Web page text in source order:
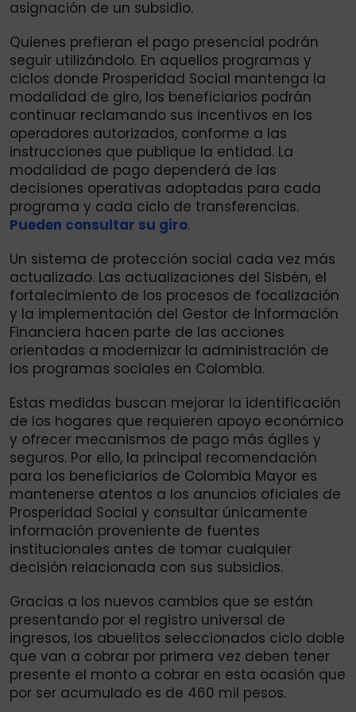
asignación de un subsidio.
Quienes prefieran el pago presencial podrán
seguir utilizándolo. En aquellos programas y
ciclos donde Prosperidad Social mantenga la
modalidad de giro, los beneficiarios podrán
continuar reclamando sus incentivos en los
operadores autorizados, conforme a las
instrucciones que publique la entidad. La
modalidad de pago dependerá de las
decisiones operativas adoptadas para cada
programa y cada ciclo de transferencias.
Pueden consultar su giro.
Un sistema de protección social cada vez más
actualizado. Las actualizaciones del Sisbén, el
fortalecimiento de los procesos de focalización
y la implementación del Gestor de Información
Financiera hacen parte de las acciones
orientadas a modernizar la administración de
los programas sociales en Colombia.
Estas medidas buscan mejorar la identificación
de los hogares que requieren apoyo económico
y ofrecer mecanismos de pago más ágiles y
seguros. Por ello, la principal recomendación
para los beneficiarios de Colombia Mayor es
mantenerse atentos a los anuncios oficiales de
Prosperidad Social y consultar únicamente
información proveniente de fuentes
institucionales antes de tomar cualquier
decisión relacionada con sus subsidios.
Gracias a los nuevos cambios que se están
presentando por el registro universal de
ingresos, los abuelitos seleccionados ciclo doble
que van a cobrar por primera vez deben tener
presente el monto a cobrar en esta ocasión que
por ser acumulado es de 460 mil pesos.